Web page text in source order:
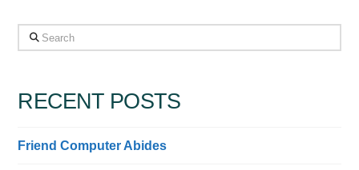
Search
RECENT POSTS
Friend Computer Abides